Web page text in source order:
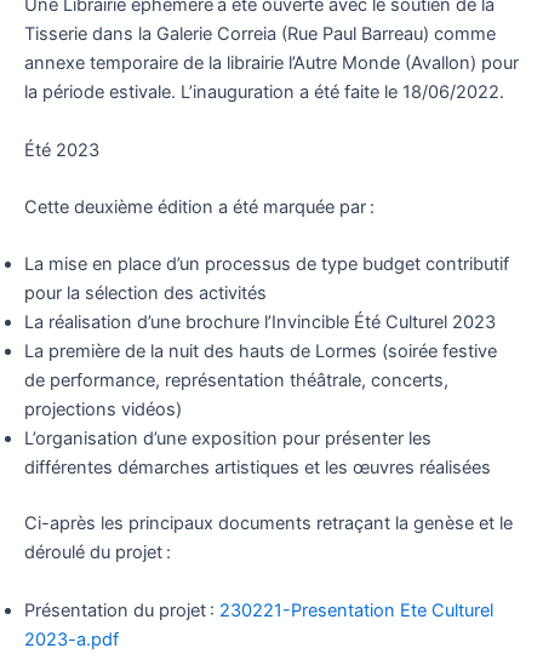
Une Librairie éphémèrea été ouverte avec le soutien de la
Tisserie dans la Galerie Correia (Rue Paul Barreau) comme
annexe temporaire de la librairie l’Autre Monde (Avallon) pour
la période estivale. L’inauguration a été faite le 18/06/2022.
Été 2023
Cette deuxième édition a été marquée par :
La mise en place d’un processus de type budget contributif
pour la sélection des activités
La réalisation d’une brochure l’Invincible Été Culturel 2023
La première de la nuit des hauts de Lormes (soirée festive
de performance, représentation théâtrale, concerts,
projections vidéos)
L’organisation d’une exposition pour présenter les
différentes démarches artistiques et les œuvres réalisées
Ci-après les principaux documents retraçant la genèse et le
déroulé du projet :
Présentation du projet : 230221-Presentation Ete Culturel
2023-a.pdf